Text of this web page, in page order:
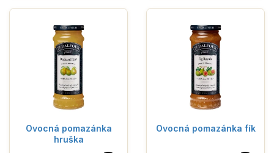
Ovocná pomazánka
hruška
Ovocná pomazánka fík